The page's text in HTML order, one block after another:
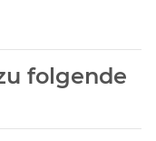
folgende